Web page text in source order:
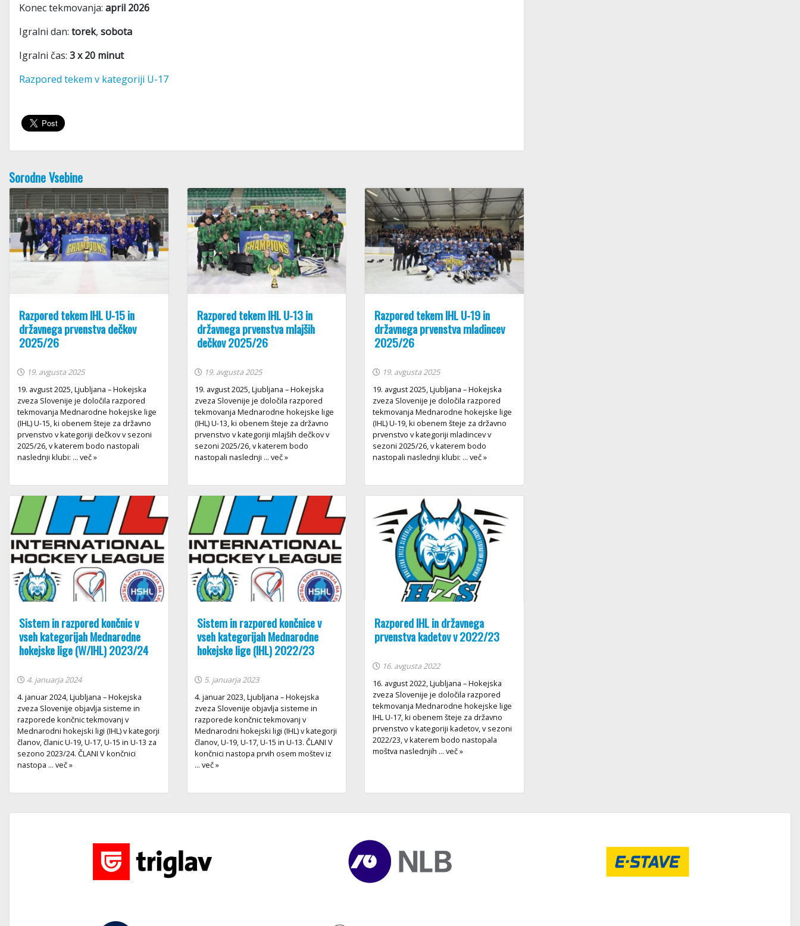
Konec tekmovanja: april 2026
Igralni dan: torek, sobota
Igralni čas: 3 x 20 minut
Razpored tekem v kategoriji U-17
Sorodne Vsebine
Razpored tekem IHL U-15 in
državnega prvenstva dečkov
2025/26
19. avgusta 2025
19. avgust 2025, Ljubljana – Hokejska
zveza Slovenije je določila razpored
tekmovanja Mednarodne hokejske lige
(IHL) U-15, ki obenem šteje za državno
prvenstvo v kategoriji dečkov v sezoni
2025/26, v katerem bodo nastopali
naslednji klubi: ... več »
Razpored tekem IHL U-13 in
državnega prvenstva mlajših
dečkov 2025/26
19. avgusta 2025
19. avgust 2025, Ljubljana – Hokejska
zveza Slovenije je določila razpored
tekmovanja Mednarodne hokejske lige
(IHL) U-13, ki obenem šteje za državno
prvenstvo v kategoriji mlajših dečkov v
sezoni 2025/26, v katerem bodo
nastopali naslednji ... več »
Razpored tekem IHL U-19 in
državnega prvenstva mladincev
2025/26
19. avgusta 2025
19. avgust 2025, Ljubljana – Hokejska
zveza Slovenije je določila razpored
tekmovanja Mednarodne hokejske lige
(IHL) U-19, ki obenem šteje za državno
prvenstvo v kategoriji mladincev v
sezoni 2025/26, v katerem bodo
nastopali naslednji klubi: ... več »
Sistem in razpored končnic v
vseh kategorijah Mednarodne
hokejske lige (W/IHL) 2023/24
4. januarja 2024
4. januar 2024, Ljubljana – Hokejska
zveza Slovenije objavlja sisteme in
razporede končnic tekmovanj v
Mednarodni hokejski ligi (IHL) v kategorji
članov, članic U-19, U-17, U-15 in U-13 za
sezono 2023/24. ČLANI V končnici
nastopa ... več »
Sistem in razpored končnice v
vseh kategorijah Mednarodne
hokejske lige (IHL) 2022/23
5. januarja 2023
4. januar 2023, Ljubljana – Hokejska
zveza Slovenije objavlja sisteme in
razporede končnic tekmovanj v
Mednarodni hokejski ligi (IHL) v kategorji
članov, U-19, U-17, U-15 in U-13. ČLANI V
končnici nastopa prvih osem moštev iz
... več »
Razpored IHL in državnega
prvenstva kadetov v 2022/23
16. avgusta 2022
16. avgust 2022, Ljubljana – Hokejska
zveza Slovenije je določila razpored
tekmovanja Mednarodne hokejske lige
IHL U-17, ki obenem šteje za državno
prvenstvo v kategoriji kadetov, v sezoni
2022/23, v katerem bodo nastopala
moštva naslednjih ... več »